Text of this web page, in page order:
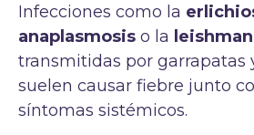
Infecciones como la
anaplasmosis o la
transmitidas por garrapatas
suelen causar fiebre junto
síntomas sistémicos.